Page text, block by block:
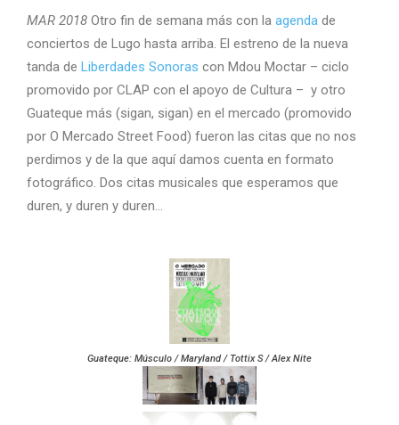
MAR 2018 Otro fin de semana más con la agenda de
conciertos de Lugo hasta arriba. El estreno de la nueva
tanda de Liberdades Sonoras con Mdou Moctar – ciclo
promovido por CLAP con el apoyo de Cultura – y otro
Guateque más (sigan, sigan) en el mercado (promovido
por O Mercado Street Food) fueron las citas que no nos
perdimos y de la que aquí damos cuenta en formato
fotográfico. Dos citas musicales que esperamos que
duren, y duren y duren…
Guateque: Músculo / Maryland / Tottix S / Alex Nite